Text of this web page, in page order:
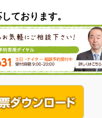
ております。